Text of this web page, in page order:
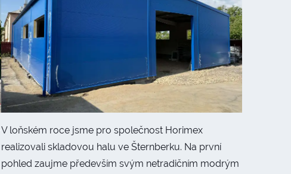
V loňském roce jsme pro společnost Horimex
realizovali skladovou halu ve Šternberku. Na první
pohled zaujme především svým netradičním modrým